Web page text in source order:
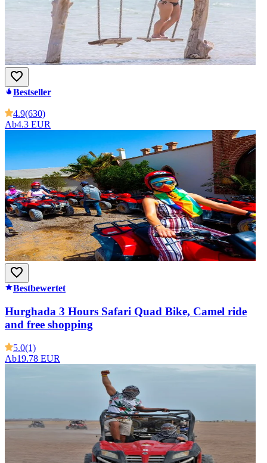
Bestseller
4.9(630)
Ab4.3 EUR
Bestbewertet
Hurghada 3 Hours Safari Quad Bike, Camel ride
and free shopping
5.0(1)
Ab19.78 EUR